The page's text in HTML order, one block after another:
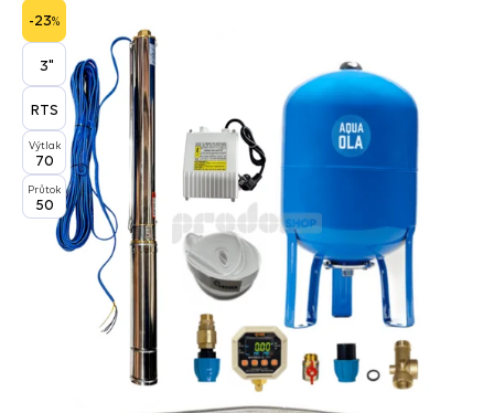
-23%
3"
RTS
Výtlak
70
Průtok
50